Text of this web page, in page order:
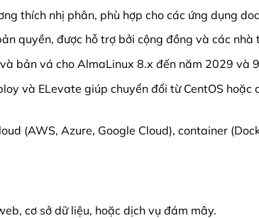
thích nhị phân, phù hợp cho các ứng dụng
quyền, được hỗ trợ bởi cộng đồng và các nhà
bản vá cho AlmaLinux 8.x đến năm 2029 và
và ELevate giúp chuyển đổi từ CentOS hoặc
(AWS, Azure, Google Cloud), container
cơ sở dữ liệu, hoặc dịch vụ đám mây.